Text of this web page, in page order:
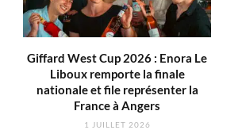
Giffard West Cup 2026 : Enora Le
Liboux remporte la finale
nationale et file représenter la
France à Angers
1 JUILLET 2026